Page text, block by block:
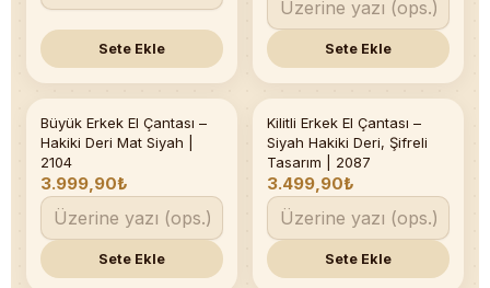
Sete Ekle Sete Ekle
Büyük Erkek El Çantası –
Hakiki Deri Mat Siyah |
2104
3.999,90₺
Sete Ekle
Kilitli Erkek El Çantası –
Siyah Hakiki Deri, Şifreli
Tasarım | 2087
3.499,90₺
Sete Ekle